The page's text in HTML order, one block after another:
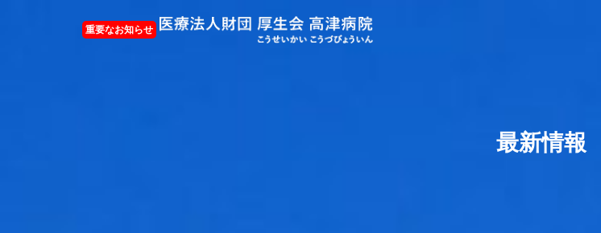
最新情報